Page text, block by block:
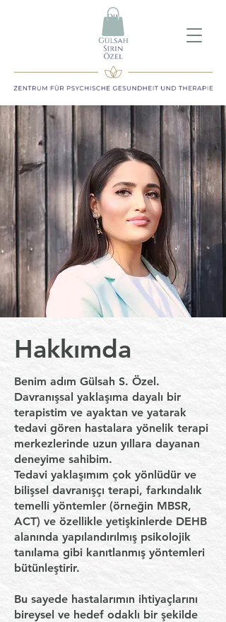
Hakkımda
Benim adım Gülsah S. Özel.
Davranışsal yaklaşıma dayalı bir
terapistim ve ayaktan ve yatarak
tedavi gören hastalara yönelik terapi
merkezlerinde uzun yıllara dayanan
deneyime sahibim.
Tedavi yaklaşımım çok yönlüdür ve
bilişsel davranışçı terapi, farkındalık
temelli yöntemler (örneğin MBSR,
ACT) ve özellikle yetişkinlerde DEHB
alanında yapılandırılmış psikolojik
tanılama gibi kanıtlanmış yöntemleri
bütünleştirir.
Bu sayede hastalarımın ihtiyaçlarını
bireysel ve hedef odaklı bir şekilde